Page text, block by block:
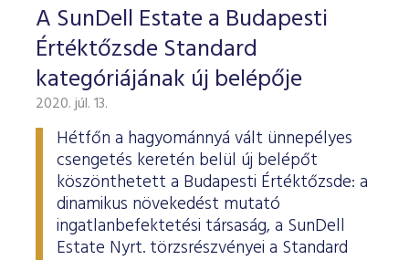
A SunDell Estate a Budapesti
Értéktőzsde Standard
kategóriájának új belépője
2020. júl. 13.
Hétfőn a hagyománnyá vált ünnepélyes
csengetés keretén belül új belépőt
köszönthetett a Budapesti Értéktőzsde: a
dinamikus növekedést mutató
ingatlanbefektetési társaság, a SunDell
Estate Nyrt. törzsrészvényei a Standard